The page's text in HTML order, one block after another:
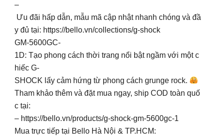
–
Ưu đãi hấp dẫn, mẫu mã cập nhật nhanh chóng và đầ
y đủ tại: https://bello.vn/collections/g-shock
GM-5600GC-
1D: Tạo phong cách thời trang nổi bật ngầm với một c
hiếc G-
SHOCK lấy cảm hứng từ phong cách grunge rock.
Tham khảo thêm và đặt mua ngay, ship COD toàn quố
c tại:
– https://bello.vn/products/g-shock-gm-5600gc-1
Mua trực tiếp tại Bello Hà Nội & TP.HCM: